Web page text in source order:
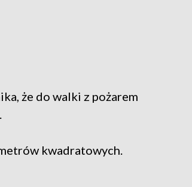
że do walki z pożarem
kwadratowych.